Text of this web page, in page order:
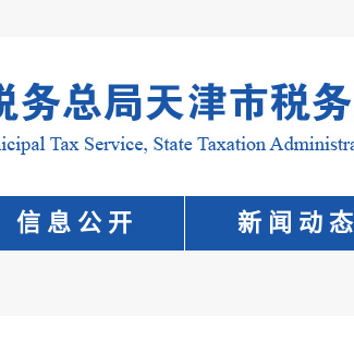
信 息 公 开 新 闻 动 态